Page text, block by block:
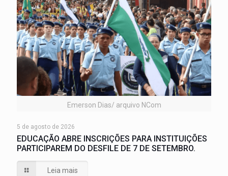
Emerson Dias/ arquivo NCom
5 de agosto de 2026
EDUCAÇÃO ABRE INSCRIÇÕES PARA INSTITUIÇÕES
PARTICIPAREM DO DESFILE DE 7 DE SETEMBRO.
Leia mais